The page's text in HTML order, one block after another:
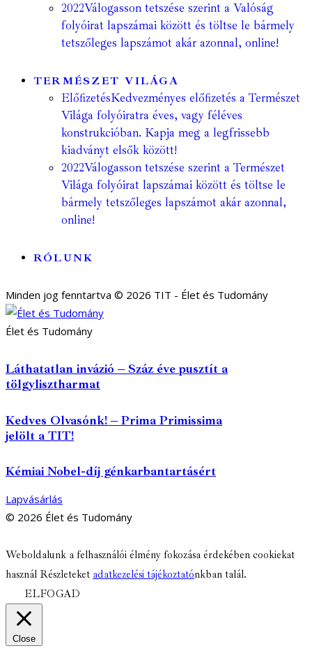
2022Válogasson tetszése szerint a Valóság
folyóirat lapszámai között és töltse le bármely
tetszőleges lapszámot akár azonnal, online!
TERMÉSZET VILÁGA
ElőfizetésKedvezményes előfizetés a Természet
Világa folyóiratra éves, vagy féléves
konstrukcióban. Kapja meg a legfrissebb
kiadványt elsők között!
2022Válogasson tetszése szerint a Természet
Világa folyóirat lapszámai között és töltse le
bármely tetszőleges lapszámot akár azonnal,
online!
RÓLUNK
Minden jog fenntartva © 2026 TIT - Élet és Tudomány
Élet és Tudomány
Láthatatlan invázió – Száz éve pusztít a
tölgylisztharmat
Kedves Olvasónk! – Prima Primissima
jelölt a TIT!
Kémiai Nobel-díj génkarbantartásért
Lapvásárlás
© 2026 Élet és Tudomány
facebook-
1
youtube-
1
email
Weboldalunk a felhasználói élmény fokozása érdekében cookiekat
használ Részleteket adatkezelési tájékoztatónkban talál.
ELFOGAD
Close